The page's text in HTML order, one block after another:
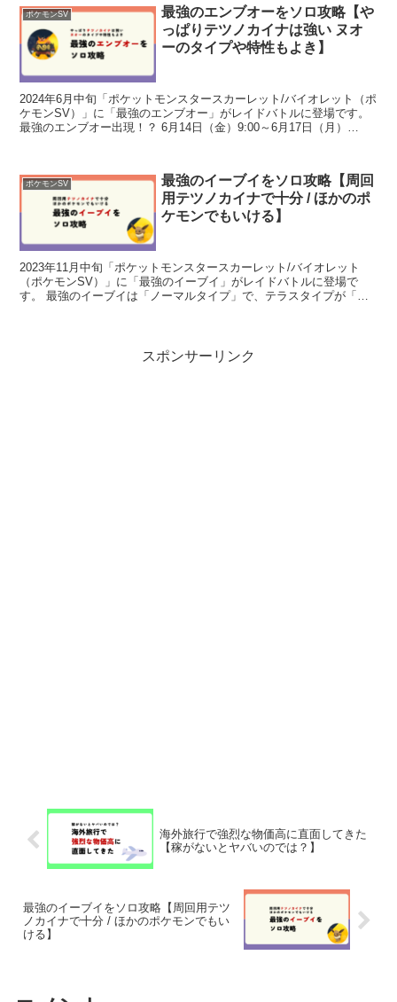
ポケモンSV
最強のエンブオーをソロ攻略【や
っぱりテツノカイナは強い ヌオ
ーのタイプや特性もよき】
2024年6月中旬「ポケットモンスタースカーレット/バイオレット（ポ
ケモンSV）」に「最強のエンブオー」がレイドバトルに登場です。
最強のエンブオー出現！？ 6月14日（金）9:00～6月17日（月）
ポケモンSV
最強のイーブイをソロ攻略【周回
用テツノカイナで十分 / ほかのポ
ケモンでもいける】
2023年11月中旬「ポケットモンスタースカーレット/バイオレット
（ポケモンSV）」に「最強のイーブイ」がレイドバトルに登場で
す。 最強のイーブイは「ノーマルタイプ」で、テラスタイプが「ノ
スポンサーリンク
海外旅行で強烈な物価高に直面してきた
【稼がないとヤバいのでは？】
最強のイーブイをソロ攻略【周回用テツ
ノカイナで十分 / ほかのポケモンでもい
ける】